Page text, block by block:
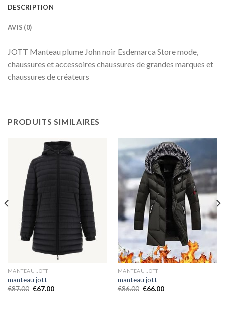
DESCRIPTION
AVIS (0)
JOTT Manteau plume John noir Esdemarca Store mode,
chaussures et accessoires chaussures de grandes marques et
chaussures de créateurs
PRODUITS SIMILAIRES
MANTEAU JOTT
manteau jott
€87.00 €67.00
MANTEAU JOTT
manteau jott
€86.00 €66.00